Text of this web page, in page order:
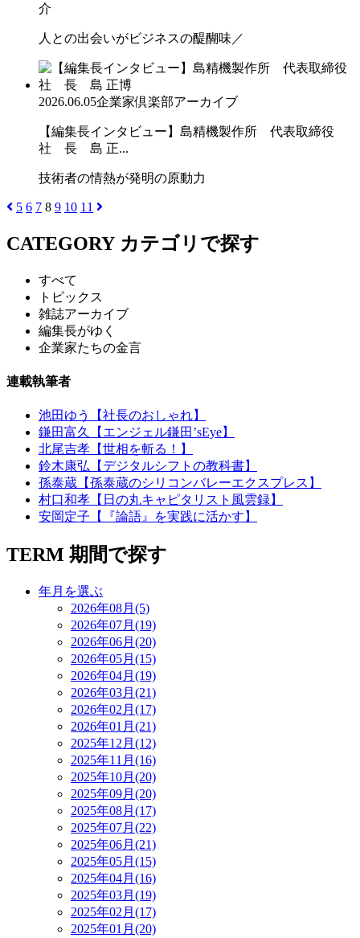
介
人との出会いがビジネスの醍醐味／
2026.06.05企業家倶楽部アーカイブ
【編集長インタビュー】島精機製作所 代表取締役
社 長 島 正...
技術者の情熱が発明の原動力
5 6 7 8 9 10 11
CATEGORY カテゴリで探す
すべて
トピックス
雑誌アーカイブ
編集長がゆく
企業家たちの金言
連載執筆者
池田ゆう【社長のおしゃれ】
鎌田富久【エンジェル鎌田’sEye】
北尾吉孝【世相を斬る！】
鈴木康弘【デジタルシフトの教科書】
孫泰蔵【孫泰蔵のシリコンバレーエクスプレス】
村口和孝【日の丸キャピタリスト風雲録】
安岡定子【『論語』を実践に活かす】
TERM 期間で探す
年月を選ぶ
2026年08月(5)
2026年07月(19)
2026年06月(20)
2026年05月(15)
2026年04月(19)
2026年03月(21)
2026年02月(17)
2026年01月(21)
2025年12月(12)
2025年11月(16)
2025年10月(20)
2025年09月(20)
2025年08月(17)
2025年07月(22)
2025年06月(21)
2025年05月(15)
2025年04月(16)
2025年03月(19)
2025年02月(17)
2025年01月(20)